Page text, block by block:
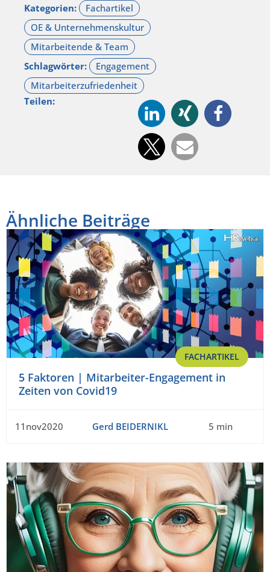
Kategorien:
Schlagwörter:
Teilen:
Ähnliche Beiträge
FACHARTIKEL
5 Faktoren | Mitarbeiter-Engagement in
Zeiten von Covid19
11nov2020 Gerd BEIDERNIKL 5 min